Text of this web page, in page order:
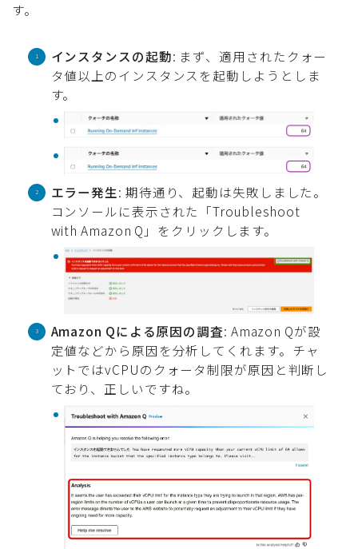
す。
インスタンスの起動: まず、適用されたクォー
タ値以上のインスタンスを起動しようとしま
す。
エラー発生: 期待通り、起動は失敗しました。
コンソールに表示された「Troubleshoot
with Amazon Q」をクリックします。
Amazon Qによる原因の調査: Amazon Qが設
定値などから原因を分析してくれます。チャ
ットではvCPUのクォータ制限が原因と判断し
ており、正しいですね。